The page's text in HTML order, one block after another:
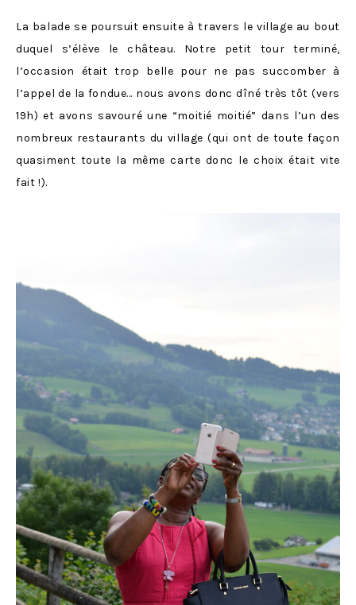
La balade se poursuit ensuite à travers le village au bout
duquel s’élève le château. Notre petit tour terminé,
l’occasion était trop belle pour ne pas succomber à
l’appel de la fondue… nous avons donc dîné très tôt (vers
19h) et avons savouré une “moitié moitié” dans l’un des
nombreux restaurants du village (qui ont de toute façon
quasiment toute la même carte donc le choix était vite
fait !).